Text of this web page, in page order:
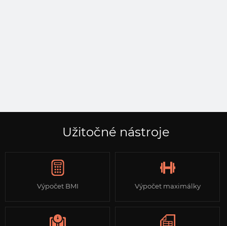
Užitočné nástroje
Výpočet BMI Výpočet maximálky